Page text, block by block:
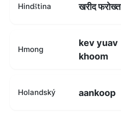
Hindština खरीद फरोख्त
Hmong
kev yuav
khoom
Holandský aankoop